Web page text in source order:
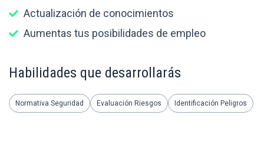
Actualización de conocimientos
Aumentas tus posibilidades de empleo
Habilidades que desarrollarás
Normativa Seguridad Evaluación Riesgos Identificación Peligros